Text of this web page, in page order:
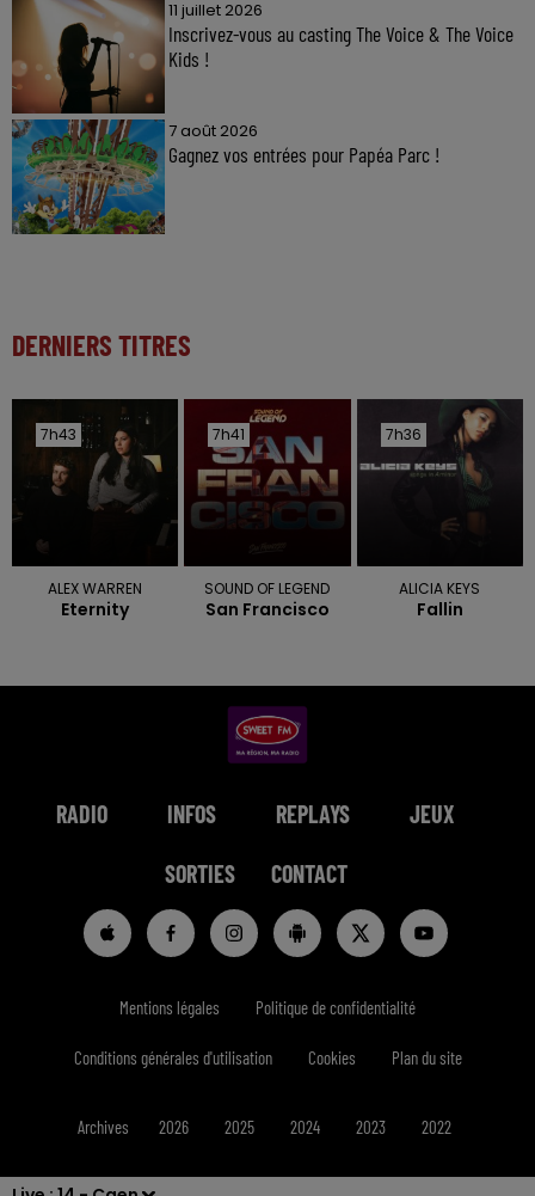
11 juillet 2026
Inscrivez-vous au casting The Voice & The Voice
Kids !
7 août 2026
Gagnez vos entrées pour Papéa Parc !
DERNIERS TITRES
7h43
7h43
ALEX WARREN
Eternity
7h41
7h41
SOUND OF LEGEND
San Francisco
7h36
7h36
ALICIA KEYS
Fallin
RADIO INFOS REPLAYS JEUX
SORTIES CONTACT
Mentions légales Politique de confidentialité
Conditions générales d'utilisation Cookies Plan du site
Archives 2026 2025 2024 2023 2022